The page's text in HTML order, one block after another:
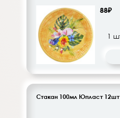
88₽
Стакан 100мл Юпласт 12шт